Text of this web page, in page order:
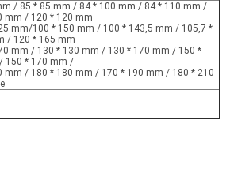
/ 85 * 85 mm / 84 * 100 mm / 84 * 110 mm /
mm / 120 * 120 mm
mm/100 * 150 mm / 100 * 143,5 mm / 105,7 *
/ 120 * 165 mm
mm / 130 * 130 mm / 130 * 170 mm / 150 *
150 * 170 mm /
mm / 180 * 180 mm / 170 * 190 mm / 180 * 210